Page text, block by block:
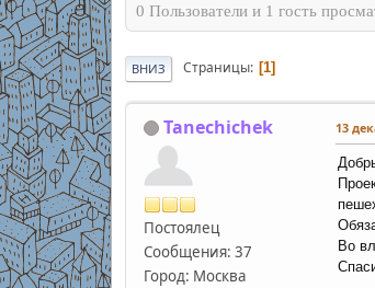
0 Пользователи и 1 гость
ВНИЗ Страницы 1
Tanechichek
Постоялец
Сообщения: 37
Город: Москва
13
Во